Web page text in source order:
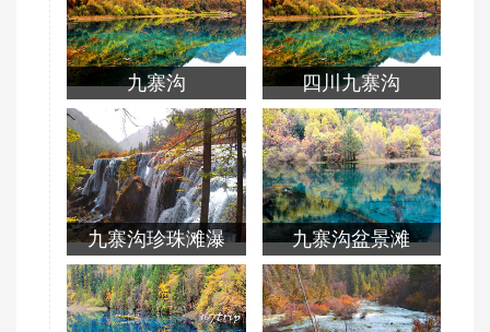
九寨沟 四川九寨沟
九寨沟珍珠滩瀑
布
九寨沟盆景滩